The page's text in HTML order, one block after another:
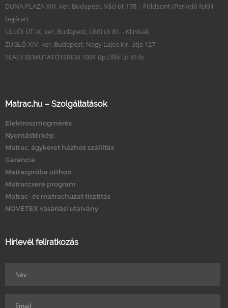
DUNA PLAZA XIII. ker. Budapest, Váci út 178. - Földszint (Parkoló felőli
bejárat)
ÜLLŐI ÚT IX. ker. Budapest, Üllői út 81. - Klinikák
ZUGLÓ XIV. ker. Budapest, Nagy Lajos kir. útja 127.
SEALY BEMUTATÓTEREM 1091 Bp.Üllői út 81/b
Matrac.hu – Szolgáltatások
Elektroszmogmérés
Nyomástérkép
Matrac, ágykeret házhoz szállítás
Garancia
Matracpróba otthon
Matraccsere program
Matrac- és matrachuzat tisztítás
NOVETEX vásárlási utalvány
Hírlevél feliratkozás